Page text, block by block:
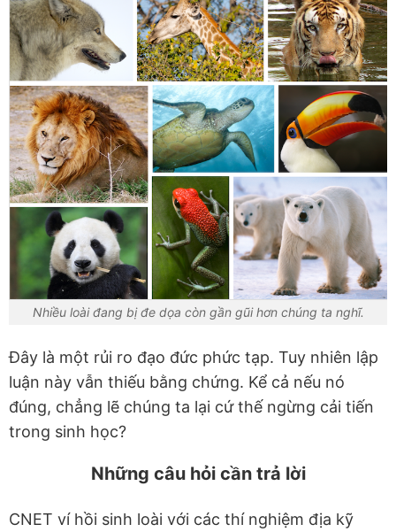
Nhiều loài đang bị đe dọa còn gần gũi hơn chúng ta nghĩ.
Đây là một rủi ro đạo đức phức tạp. Tuy nhiên lập
luận này vẫn thiếu bằng chứng. Kể cả nếu nó
đúng, chẳng lẽ chúng ta lại cứ thế ngừng cải tiến
trong sinh học?
Những câu hỏi cần trả lời
CNET ví hồi sinh loài với các thí nghiệm địa kỹ